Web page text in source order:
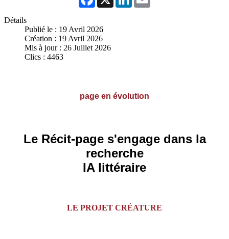
Détails
Publié le : 19 Avril 2026
Création : 19 Avril 2026
Mis à jour : 26 Juillet 2026
Clics : 4463
page en évolution
Le Récit-page s'engage dans la
recherche
IA littéraire
LE PROJET CRÉATURE